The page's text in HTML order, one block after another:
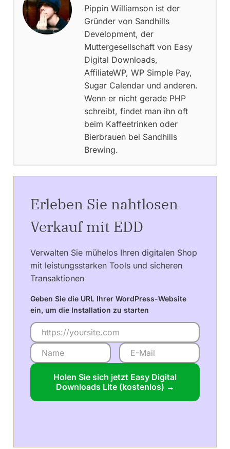
Pippin Williamson ist der
Gründer von Sandhills
Development, der
Muttergesellschaft von Easy
Digital Downloads,
AffiliateWP, WP Simple Pay,
Sugar Calendar und anderen.
Wenn er nicht gerade PHP
schreibt, findet man ihn oft
beim Kaffeetrinken oder
Bierbrauen bei Sandhills
Brewing.
Erleben Sie nahtlosen
Verkauf mit EDD
Verwalten Sie mühelos Ihren digitalen Shop
mit leistungsstarken Tools und sicheren
Transaktionen
Geben Sie die URL Ihrer WordPress-Website
ein, um die Installation zu starten
Holen Sie sich jetzt Easy Digital
Downloads Lite (kostenlos) →